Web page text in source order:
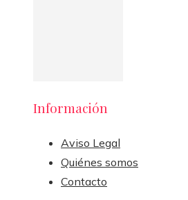
Información
Aviso Legal
Quiénes somos
Contacto